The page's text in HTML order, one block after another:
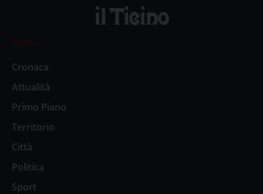
News
Cronaca
Attualità
Primo Piano
Territorio
Città
Politica
Sport